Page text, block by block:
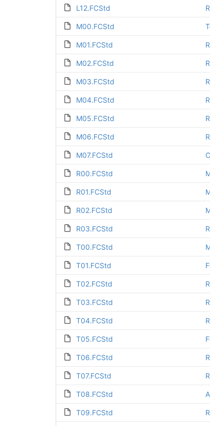
L12.FCStd
M00.FCStd
M01.FCStd
M02.FCStd
M03.FCStd
M04.FCStd
M05.FCStd
M06.FCStd
M07.FCStd
R00.FCStd
R01.FCStd
R02.FCStd
R03.FCStd
T00.FCStd
T01.FCStd
T02.FCStd
T03.FCStd
T04.FCStd
T05.FCStd
T06.FCStd
T07.FCStd
T08.FCStd
T09.FCStd